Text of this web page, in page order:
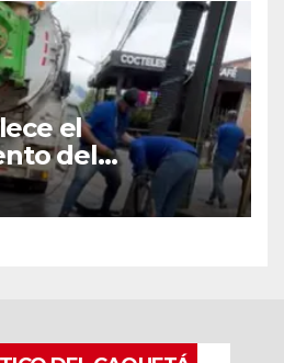
el
del
en Florencia